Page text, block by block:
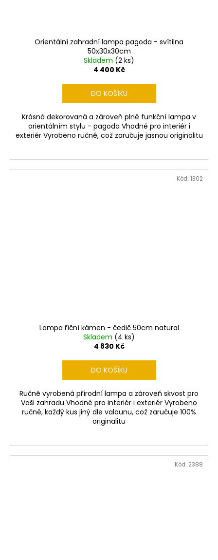
Orientální zahradní lampa pagoda - svítilna
50x30x30cm
Skladem (2 ks)
4 400 Kč
DO KOŠÍKU
Krásná dekorovaná a zároveň plně funkční lampa v
orientálním stylu - pagoda Vhodné pro interiér i
exteriér Vyrobeno ručně, což zaručuje jasnou originalitu
Lampa říční kámen - čedič 50cm natural
Skladem (4 ks)
4 830 Kč
DO KOŠÍKU
Ručně vyrobená přírodní lampa a zároveň skvost pro
Vaši zahradu Vhodné pro interiér i exteriér Vyrobeno
ručně, každý kus jiný dle valounu, což zaručuje 100%
originalitu
Kód: 1302
Kód: 2388